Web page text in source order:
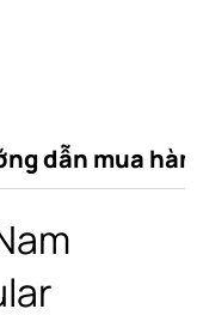
dẫn mua